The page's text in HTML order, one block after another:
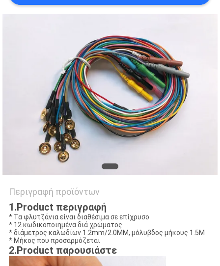
ΑΠΌΣΠΑΣΜΑ
PRIVACY
Περιγραφή προϊόντων
1.Product περιγραφή
* Τα φλυτζάνια είναι διαθέσιμα σε επίχρυσο
* 12 κωδικοποιημένα διά χρώματος
* διάμετρος καλωδίων 1.2mm/2.0MM, μόλυβδος μήκους 1.5M
* Μήκος που προσαρμόζεται
2.Product παρουσιάστε